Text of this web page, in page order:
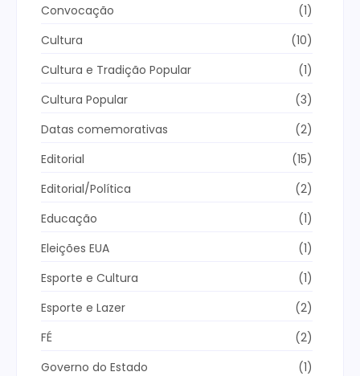
Convocação
(1)
Cultura
(10)
Cultura e Tradição Popular
(1)
Cultura Popular
(3)
Datas comemorativas
(2)
Editorial
(15)
Editorial/Política
(2)
Educação
(1)
Eleições EUA
(1)
Esporte e Cultura
(1)
Esporte e Lazer
(2)
FÉ
(2)
Governo do Estado
(1)